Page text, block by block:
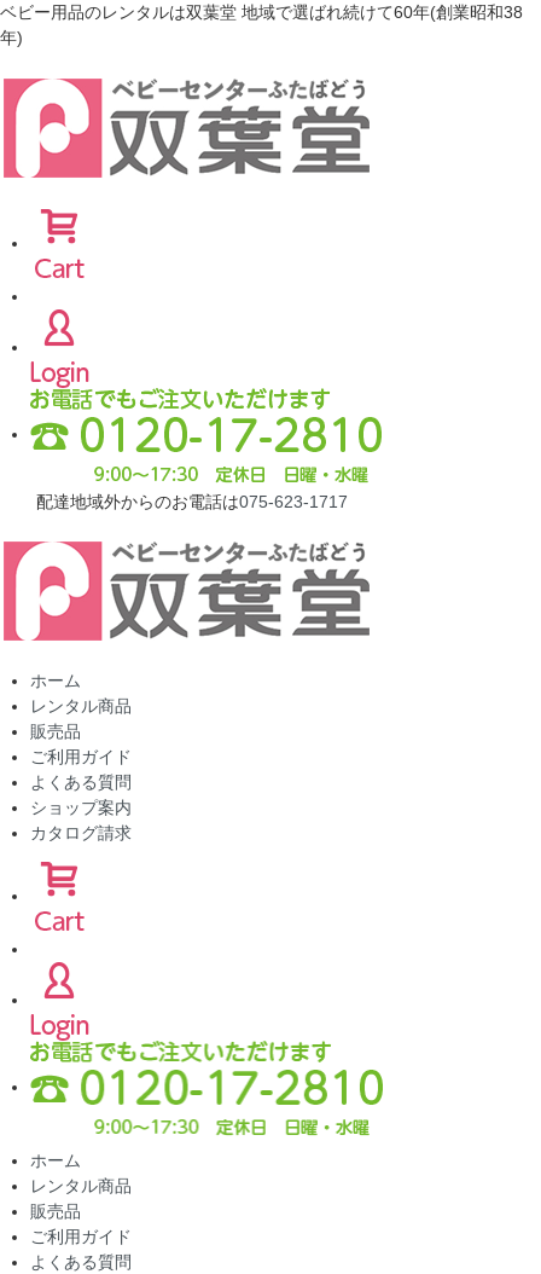
ベビー用品のレンタルは双葉堂 地域で選ばれ続けて60年(創業昭和38
年)
配達地域外からのお電話は075-623-1717
ホーム
レンタル商品
販売品
ご利用ガイド
よくある質問
ショップ案内
カタログ請求
ホーム
レンタル商品
販売品
ご利用ガイド
よくある質問